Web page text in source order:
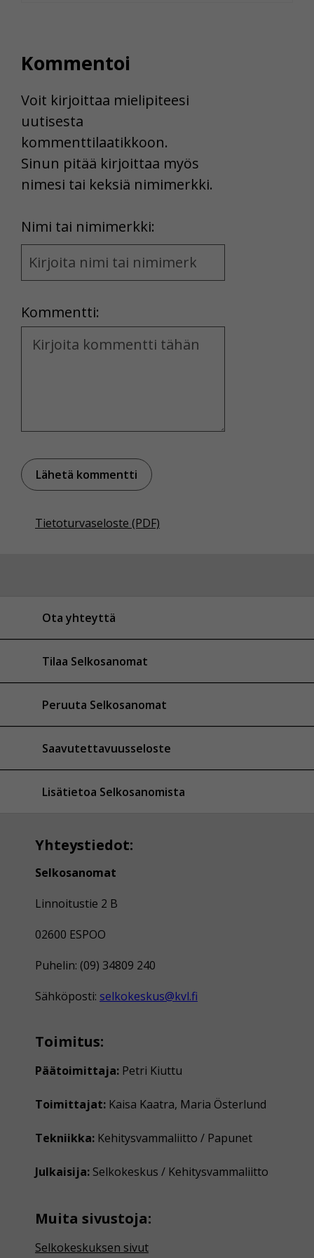
Kommentoi
Voit kirjoittaa mielipiteesi
uutisesta
kommenttilaatikkoon.
Sinun pitää kirjoittaa myös
nimesi tai keksiä nimimerkki.
Nimi tai nimimerkki:
Name
and
Kommentti:
Kommentti
Tietoturvaseloste (PDF)
Ota yhteyttä
Tilaa Selkosanomat
Peruuta Selkosanomat
Saavutettavuusseloste
Lisätietoa Selkosanomista
Yhteystiedot:
Selkosanomat
Linnoitustie 2 B
02600 ESPOO
Puhelin: (09) 34809 240
Sähköposti: selkokeskus@kvl.fi
Toimitus:
Päätoimittaja: Petri Kiuttu
Toimittajat: Kaisa Kaatra, Maria Österlund
Tekniikka: Kehitysvammaliitto / Papunet
Julkaisija: Selkokeskus / Kehitysvammaliitto
Muita sivustoja:
Selkokeskuksen sivut